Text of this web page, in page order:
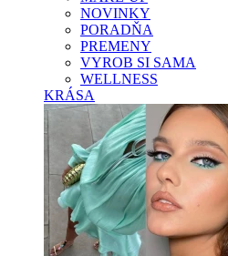
NOVINKY
PORADŇA
PREMENY
VYROB SI SAMA
WELLNESS
KRÁSA